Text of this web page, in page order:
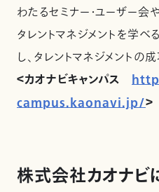
わたるセミナー・ユーザー
タレントマネジメントを学
し、タレントマネジメントの
＜カオナビキャンパス
campus.kaonavi.jp/＞
株式会社カオナビ